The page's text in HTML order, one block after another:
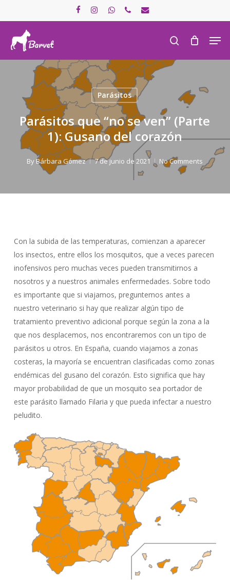
to
content
facebookinstagramwhatsappphoneemail
search
Parásitos
Parásitos que “no se ven” (Parte
1): Gusano del corazón
By Bárbara Gómez 7 de junio de 2021 No Comments
Con la subida de las temperaturas, comienzan a aparecer
los insectos, entre ellos los mosquitos, que a veces parecen
inofensivos pero muchas veces pueden transmitirnos a
nosotros y a nuestros animales enfermedades. Sobre todo
es importante que si viajamos, preguntemos antes a
nuestro veterinario si hay que realizar algún tipo de
tratamiento preventivo adicional porque según la zona a la
que nos desplacemos, nos encontraremos con un tipo de
parásitos u otros. En España, cuando viajamos a zonas
costeras, la mayoría se encuentran clasificadas como zonas
endémicas del gusano del corazón. Esto significa que hay
mayor probabilidad de que un mosquito sea portador de
este parásito llamado Filaria y que pueda infectar a nuestro
peludito.